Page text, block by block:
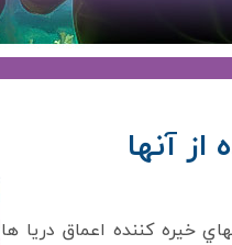
از آنها
خیره کننده اعماق دريا ها